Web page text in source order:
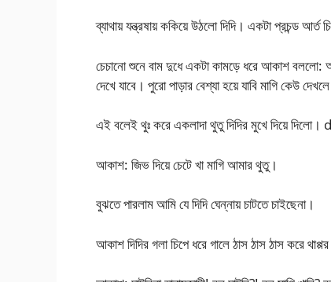
ব্যাথায় যন্ত্রষায় ককিয়ে উঠলো দিদি। একটা প্রচন্ড
চেচানো শুনে বাম দুধে একটা কামড়ে ধরে আকাশ বললো:
দেখে যাবে। পুরো পাড়ার বেশ্যা হয়ে যাবি মাগি কেউ
এই বলেই থুঃ করে একলাদা থুতু দিদির মুখে দিয়ে
আকাশ: জিভ দিয়ে চেটে খা মাগি আমার থুতু।
বুঝতে পারলাম আমি যে দিদি ঘেন্নায় চাটতে চাইছেনা।
আকাশ দিদির গলা চিপে ধরে গালে ঠাস ঠাস ঠাস করে